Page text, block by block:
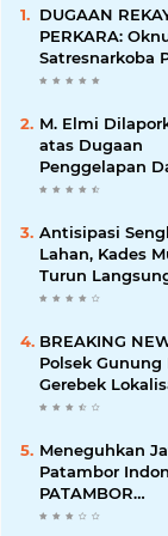
DUGAAN
PERKARA:
Satresnarkoba
Bengkalis
Hingga Paksa
Hadir di TKP
M. Elmi
atas Dugaan
Penggelapan
Pensiunan Guru
Pastikan Proses
Hukum Berjalan
Antisipasi
Lahan, Kades
Turun
Tinjau Batas
Diserobot PT
Jaya Perkasa
BREAKING
Polsek Gunung
Gerebek
Bukit Maraja,
Saat Diciduk
Sabu
Meneguhkan
Patambor
PATAMBOR
INDONESIA